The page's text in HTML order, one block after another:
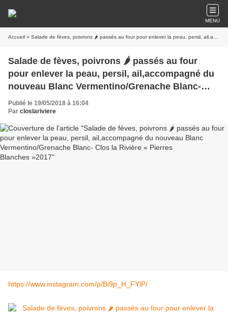
MENU
Accueil » Salade de fèves, poivrons 🌶 passés au four pour enlever la peau, persil, ail,accompagné du nouveau Blanc Vermentino/Grenache Blanc- Clos la Rivière « Pierres Blanches »2017
Salade de fèves, poivrons 🌶 passés au four
pour enlever la peau, persil, ail,accompagné du
nouveau Blanc Vermentino/Grenache Blanc-
Clos la Rivière « Pierres Blanches »2017
Publié le 19/05/2018 à 16:04
Par closlariviere
https://www.instagram.com/p/Bi9p_H_FYlP/